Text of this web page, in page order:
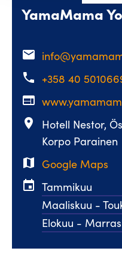
YamaMama
email
phone +358 40
web
place
Hotell Nestor,
Korpo Parainen
map
Google Maps
event Tammikuu
Maaliskuu -
Elokuu -